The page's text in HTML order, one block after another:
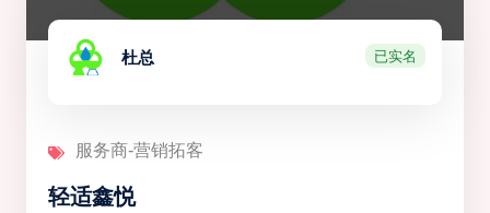
杜总 已实名
服务商-营销拓客
轻适鑫悦